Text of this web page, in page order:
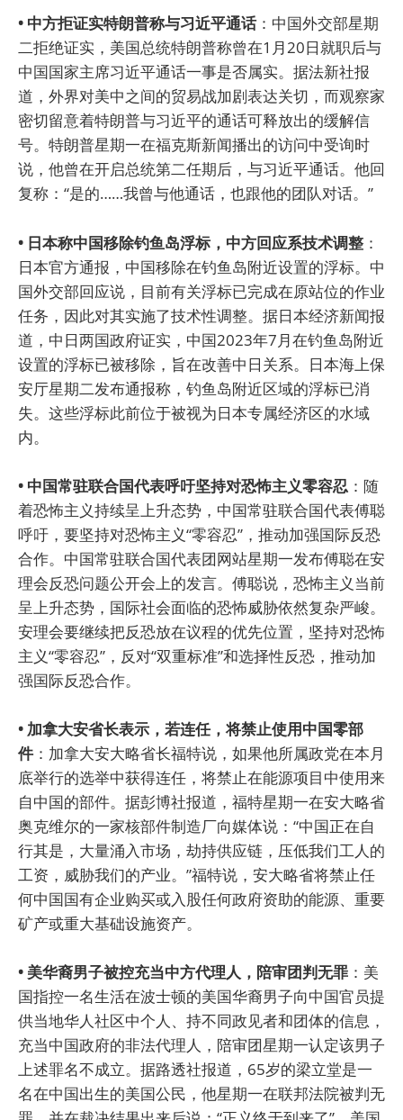
• 中方拒证实特朗普称与习近平通话：中国外交部星期
二拒绝证实，美国总统特朗普称曾在1月20日就职后与
中国国家主席习近平通话一事是否属实。据法新社报
道，外界对美中之间的贸易战加剧表达关切，而观察家
密切留意着特朗普与习近平的通话可释放出的缓解信
号。特朗普星期一在福克斯新闻播出的访问中受询时
说，他曾在开启总统第二任期后，与习近平通话。他回
复称：“是的……我曾与他通话，也跟他的团队对话。”
• 日本称中国移除钓鱼岛浮标，中方回应系技术调整 ：
日本官方通报，中国移除在钓鱼岛附近设置的浮标。中
国外交部回应说，目前有关浮标已完成在原站位的作业
任务，因此对其实施了技术性调整。据日本经济新闻报
道，中日两国政府证实，中国2023年7月在钓鱼岛附近
设置的浮标已被移除，旨在改善中日关系。日本海上保
安厅星期二发布通报称，钓鱼岛附近区域的浮标已消
失。这些浮标此前位于被视为日本专属经济区的水域
内。
• 中国常驻联合国代表呼吁坚持对恐怖主义零容忍 ：随
着恐怖主义持续呈上升态势，中国常驻联合国代表傅聪
呼吁，要坚持对恐怖主义“零容忍”，推动加强国际反恐
合作。中国常驻联合国代表团网站星期一发布傅聪在安
理会反恐问题公开会上的发言。傅聪说，恐怖主义当前
呈上升态势，国际社会面临的恐怖威胁依然复杂严峻。
安理会要继续把反恐放在议程的优先位置，坚持对恐怖
主义“零容忍”，反对“双重标准”和选择性反恐，推动加
强国际反恐合作。
• 加拿大安省长表示，若连任，将禁止使用中国零部
件 ：加拿大安大略省长福特说，如果他所属政党在本月
底举行的选举中获得连任，将禁止在能源项目中使用来
自中国的部件。据彭博社报道，福特星期一在安大略省
奥克维尔的一家核部件制造厂向媒体说：“中国正在自
行其是，大量涌入市场，劫持供应链，压低我们工人的
工资，威胁我们的产业。”福特说，安大略省将禁止任
何中国国有企业购买或入股任何政府资助的能源、重要
矿产或重大基础设施资产。
• 美华裔男子被控充当中方代理人，陪审团判无罪 ：美
国指控一名生活在波士顿的美国华裔男子向中国官员提
供当地华人社区中个人、持不同政见者和团体的信息，
充当中国政府的非法代理人，陪审团星期一认定该男子
上述罪名不成立。据路透社报道，65岁的梁立堂是一
名在中国出生的美国公民，他星期一在联邦法院被判无